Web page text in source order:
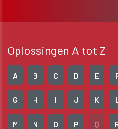
Oplossingen A tot Z
A B C D E
G H I J K L
M N O P Q